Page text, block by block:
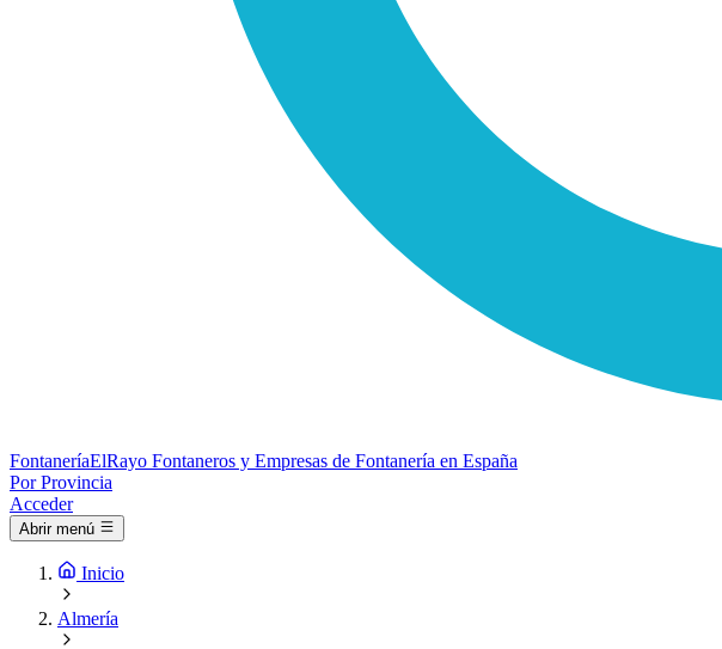
FontaneríaElRayo Fontaneros y Empresas de Fontanería en España
Por Provincia
Acceder
Abrir menú
Inicio
Almería